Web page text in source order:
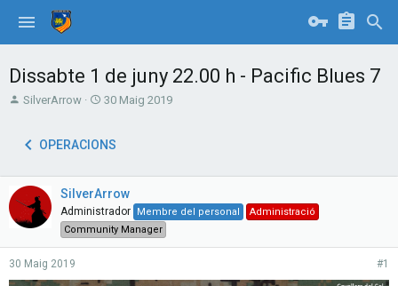
Dissabte 1 de juny 22.00 h - Pacific Blues 7
T
e
d
a
t
SilverArrow
S
r
d
a
t
e
30 Maig 2019
OPERACIONS
SilverArrow
Administrador Membre del personal
Administració
Community Manager
30 Maig 2019 #1